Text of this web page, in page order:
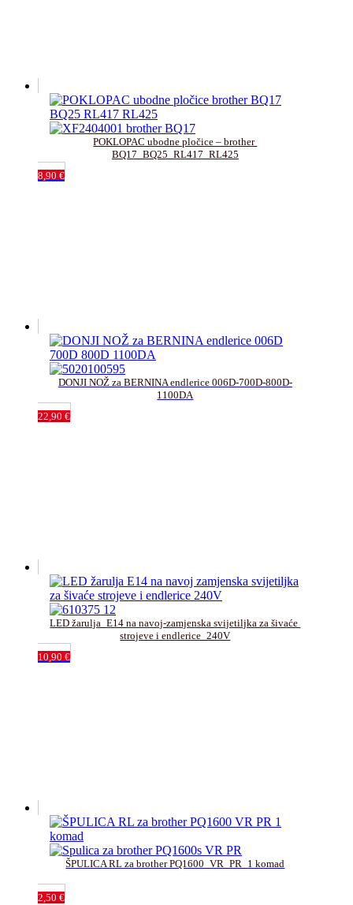
POKLOPAC ubodne pločice – brother
BQ17_BQ25_RL417_RL425
8,90 €
DONJI NOŽ za BERNINA endlerice 006D-700D-800D-
1100DA
22,90 €
LED žarulja_E14 na navoj-zamjenska svijetiljka za šivaće
strojeve i endlerice_240V
10,90 €
ŠPULICA RL za brother PQ1600_VR_PR_1 komad
2,50 €